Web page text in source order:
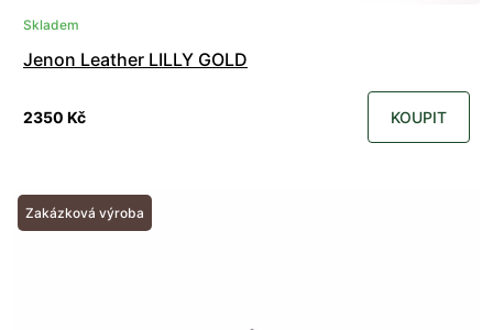
Skladem
Jenon Leather LILLY GOLD
2350 Kč KOUPIT
Zakázková výroba